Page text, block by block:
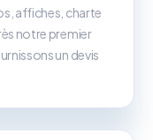
affiches, charte
notre premier
un devis